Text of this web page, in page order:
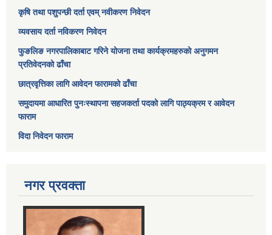
कृषि तथा पशुपन्छी दर्ता एवम् नवीकरण निवेदन
व्यवसाय दर्ता नविकरण निवेदन
फुङलिङ नगरपालिकाबाट गरिने योजना तथा कार्यक्रमहरुको अनुगमन
प्रतिवेदनको ढाँचा
छात्रवृत्तिका लागि आवेदन फारामको ढाँचा
समुदायमा आधारित पुनःस्थापना सहजकर्ता पदको लागि पाठ्यक्रम र आवेदन
फाराम
विदा निवेदन फाराम
नगर प्रवक्ता